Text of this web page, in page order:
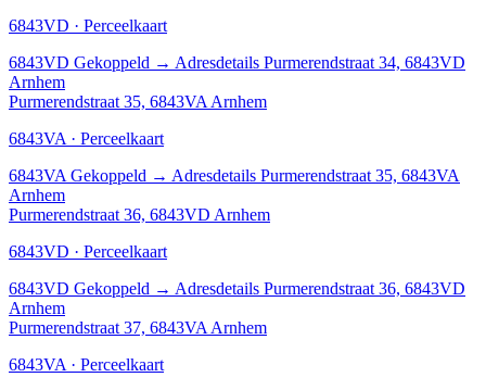
6843VD · Perceelkaart
6843VD Gekoppeld → Adresdetails Purmerendstraat 34, 6843VD
Arnhem
Purmerendstraat 35, 6843VA Arnhem
6843VA · Perceelkaart
6843VA Gekoppeld → Adresdetails Purmerendstraat 35, 6843VA
Arnhem
Purmerendstraat 36, 6843VD Arnhem
6843VD · Perceelkaart
6843VD Gekoppeld → Adresdetails Purmerendstraat 36, 6843VD
Arnhem
Purmerendstraat 37, 6843VA Arnhem
6843VA · Perceelkaart